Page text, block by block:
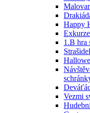
Happy
1.B hra
Vezmi